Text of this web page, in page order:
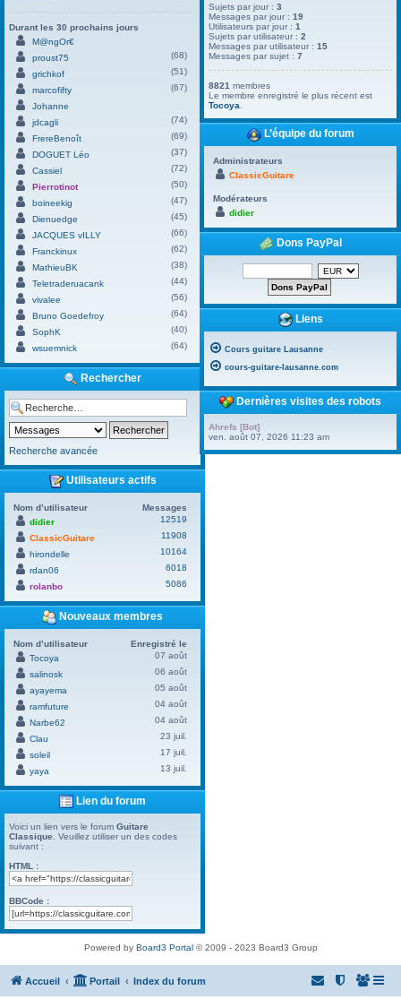
Durant les 30 prochains jours
M@ngOr€
proust75
(68)
grichkof
(51)
marcofifty
(67)
Johanne
jdcagli
(74)
FrereBenoît
(69)
DOGUET Léo
(37)
Cassiel
(72)
Pierrotinot
(50)
boineekig
(47)
Dienuedge
(45)
JACQUES vILLY
(66)
Franckinux
(62)
MathieuBK
(38)
Teletraderuacank
(44)
vivalee
(56)
Bruno Goedefroy
(64)
SophK
(40)
wsuemnick
(64)
Rechercher
Recherche avancée
Utilisateurs actifs
Nom d’utilisateur
Messages
didier
12519
ClassicGuitare
11908
hirondelle
10164
rdan06
6018
rolanbo
5086
Nouveaux membres
Nom d’utilisateur
Enregistré le
Tocoya
07 août
salinosk
06 août
ayayema
05 août
ramfuture
04 août
Narbe62
04 août
Clau
23 juil.
soleil
17 juil.
yaya
13 juil.
Lien du forum
Voici un lien vers le forum Guitare
Classique . Veuillez utiliser un des codes
suivant :
HTML :
BBCode :
Sujets par jour :3
Messages par jour :19
Utilisateurs par jour :1
Sujets par utilisateur :2
Messages par utilisateur :15
Messages par sujet :7
8821 membres
Le membre enregistré le plus récent est
Tocoya
L’équipe du forum
Administrateurs
ClassicGuitare
Modérateurs
didier
Dons PayPal
Liens
Cours guitare Lausanne
cours-guitare-lausanne.com
Dernières visites des robots
Ahrefs [Bot]
ven. août 07, 2026 11:23 am
Powered by Board3 Portal© 2009 - 2023 Board3 Group
Accueil Portail Index du forum